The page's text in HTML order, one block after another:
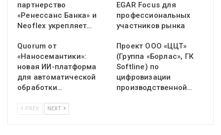
партнерство
«Ренессанс Банка» и
Neoflex укрепляет…
EGAR Focus для
профессиональных
участников рынка
Quorum от
«Наносемантики»:
новая ИИ-платформа
для автоматической
обработки…
Проект ООО «ЦЦТ»
(Группа «Борлас», ГК
Softline) по
цифровизации
производственной…
PREV NEXT